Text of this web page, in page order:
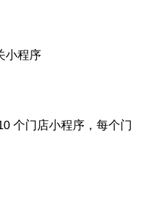
小程序
个门店小程序，每个门